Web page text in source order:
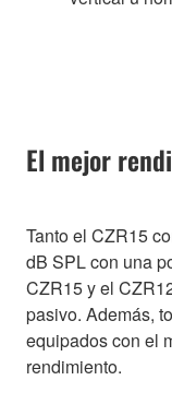
El mejor
Tanto el CZR15
dB SPL con una
CZR15 y el
pasivo. Además,
equipados con el
rendimiento.